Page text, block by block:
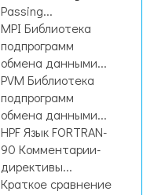
Passing...
MPI Библиотека
подпрограмм
обмена данными...
PVM Библиотека
подпрограмм
обмена данными...
HPF Язык FORTRAN-
90 Комментарии-
директивы...
Краткое сравнение